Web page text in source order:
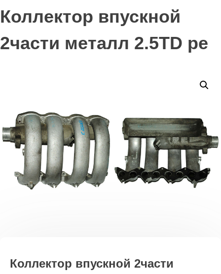
Коллектор впускной
2части металл 2.5TD pe
Коллектор впускной 2части